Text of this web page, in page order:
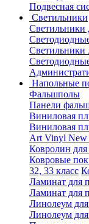
Подвесная
Светильники
Светильники
Светильники
Напольные
Фальшполы
Панели
Виниловая
Виниловая
Art Vinyl New
Ковролин для
Ковровые
32, 33 класс
Ламинат для
Ламинат для
Линолеум
Линолеум для